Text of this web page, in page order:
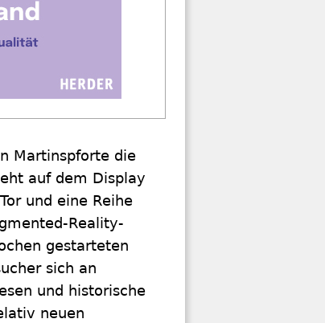
Martinspforte die
auf dem Display
und eine Reihe
Reality-
gestarteten
sich an
und historische
neuen